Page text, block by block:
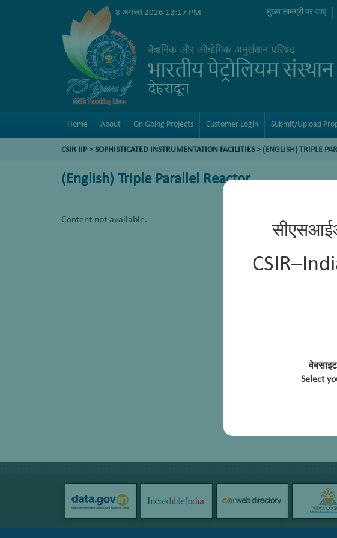
Select
8 अगस्त 2026 12:17 PM मुख्य सामग्री पर जाएं
Home About On Going Projects Customer Login Submit/Upload
CSIR IIP > SOPHISTICATED INSTRUMENTATION FACILITIES> (ENGLISH) TRIPLE
(English) Triple Parallel Reactor
Content not available.